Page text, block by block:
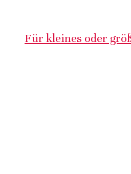
Für kleines oder